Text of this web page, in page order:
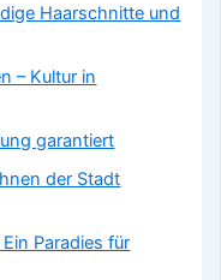
Haarschnitte und
– Kultur in
garantiert
der Stadt
Paradies für